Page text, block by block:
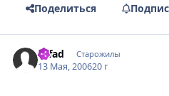
Поделиться
tofad Старожилы
13 Мая, 200620 г